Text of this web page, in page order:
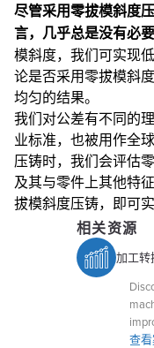
尽管采用零拔模斜度
言，几乎总是没有必要
模斜度，我们可实现
论是否采用零拔模斜
均匀的结果。
我们对公差有不同的
业标准，也被用作全
压铸时，我们会评估
及其与零件上其他特
拔模斜度压铸，即可
相关资源
加工转
查